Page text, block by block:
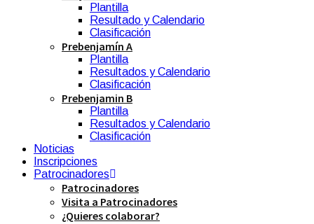
Plantilla
Resultado y Calendario
Clasificación
Prebenjamín A
Plantilla
Resultados y Calendario
Clasificación
Prebenjamin B
Plantilla
Resultados y Calendario
Clasificación
Noticias
Inscripciones
Patrocinadores
Patrocinadores
Visita a Patrocinadores
¿Quieres colaborar?